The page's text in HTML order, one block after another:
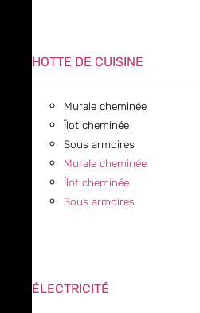
HOTTE DE CUISINE
Murale cheminée
Îlot cheminée
Sous armoires
Murale cheminée
Îlot cheminée
Sous armoires
ÉLECTRICITÉ